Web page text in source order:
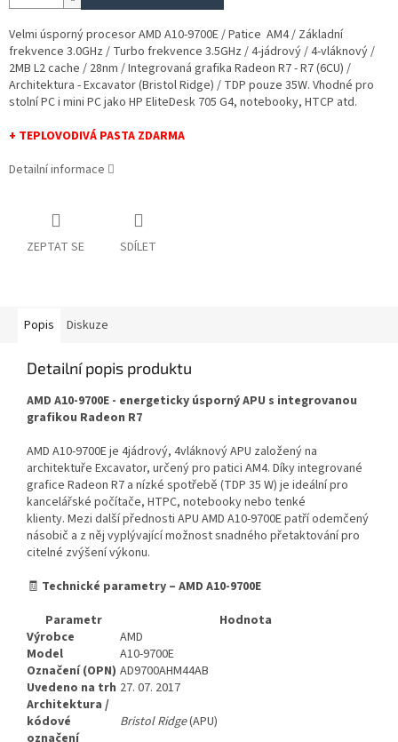
Velmi úsporný procesor AMD A10-9700E / Patice AM4 / Základní
frekvence 3.0GHz / Turbo frekvence 3.5GHz / 4-jádrový / 4-vláknový /
2MB L2 cache / 28nm / Integrovaná grafika Radeon R7 - R7 (6CU) /
Architektura - Excavator (Bristol Ridge) / TDP pouze 35W. Vhodné pro
stolní PC i mini PC jako HP EliteDesk 705 G4, notebooky, HTCP atd.
+ TEPLOVODIVÁ PASTA ZDARMA
Detailní informace
ZEPTAT SE SDÍLET
Popis Diskuze
Detailní popis produktu
AMD A10-9700E - energeticky úsporný APU s integrovanou
grafikou Radeon R7
AMD A10-9700E je 4jádrový, 4vláknový APU založený na
architektuře Excavator, určený pro patici AM4. Díky integrované
grafice Radeon R7 a nízké spotřebě (TDP 35 W) je ideální pro
kancelářské počítače, HTPC, notebooky nebo tenké
klienty. Mezi další přednosti APU AMD A10-9700E patří odemčený
násobič a z něj vyplývající možnost snadného přetaktování pro
citelné zvýšení výkonu.
🧾 Technické parametry – AMD A10-9700E
Parametr
Hodnota
Výrobce
AMD
Model
A10-9700E
Označení (OPN) AD9700AHM44AB
Uvedeno na trh 27. 07. 2017
Architektura /
kódové
Bristol Ridge(APU)